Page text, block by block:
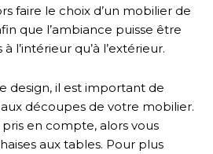
faire le choix d’un mobilier de
que l’ambiance puisse être
l’intérieur qu’à l’extérieur.
design, il est important de
découpes de votre mobilier.
en compte, alors vous
aux tables. Pour plus